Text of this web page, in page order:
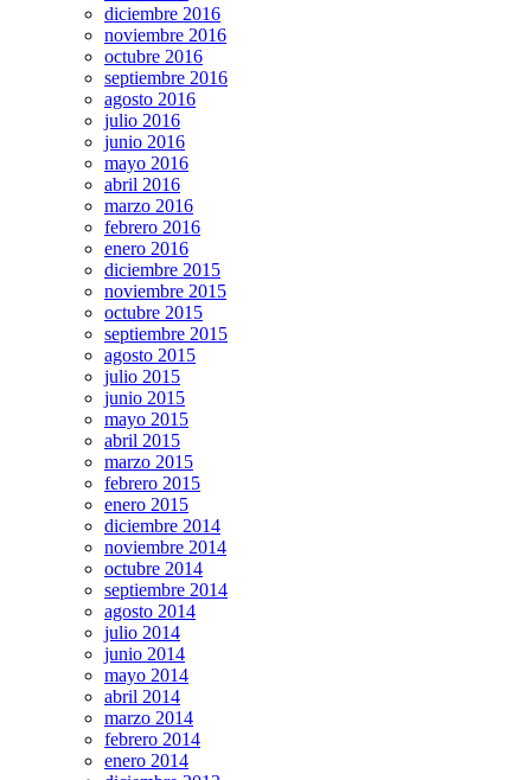
diciembre 2016
noviembre 2016
octubre 2016
septiembre 2016
agosto 2016
julio 2016
junio 2016
mayo 2016
abril 2016
marzo 2016
febrero 2016
enero 2016
diciembre 2015
noviembre 2015
octubre 2015
septiembre 2015
agosto 2015
julio 2015
junio 2015
mayo 2015
abril 2015
marzo 2015
febrero 2015
enero 2015
diciembre 2014
noviembre 2014
octubre 2014
septiembre 2014
agosto 2014
julio 2014
junio 2014
mayo 2014
abril 2014
marzo 2014
febrero 2014
enero 2014